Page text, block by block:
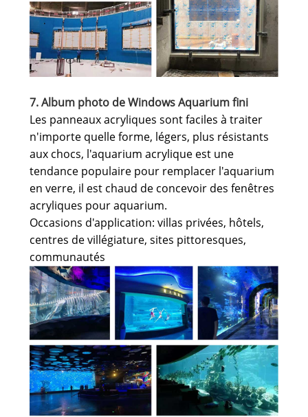
7. Album photo de Windows Aquarium fini
Les panneaux acryliques sont faciles à traiter
n'importe quelle forme, légers, plus résistants
aux chocs, l'aquarium acrylique est une
tendance populaire pour remplacer l'aquarium
en verre, il est chaud de concevoir des fenêtres
acryliques pour aquarium.
Occasions d'application: villas privées, hôtels,
centres de villégiature, sites pittoresques,
communautés